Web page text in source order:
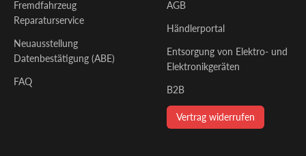
Fremdfahrzeug
Reparaturservice
Neuausstellung
Datenbestätigung (ABE)
FAQ
AGB
Händlerportal
Entsorgung von Elektro- und
Elektronikgeräten
B2B
Vertrag widerrufen